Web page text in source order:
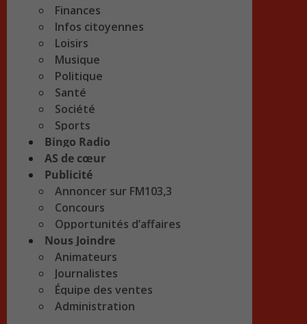
Finances
Infos citoyennes
Loisirs
Musique
Politique
Santé
Société
Sports
Bingo Radio
AS de cœur
Publicité
Annoncer sur FM103,3
Concours
Opportunités d’affaires
Nous Joindre
Animateurs
Journalistes
Équipe des ventes
Administration